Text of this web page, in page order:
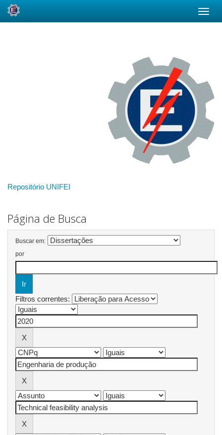
Repositório UNIFEI
Página de Busca
Buscar em:
por
Filtros correntes: